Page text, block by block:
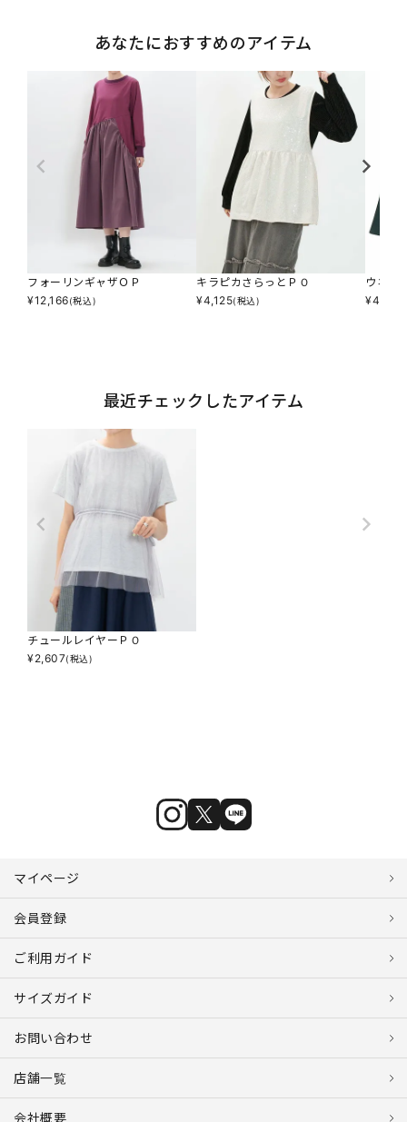
あなたにおすすめのアイテム
フォーリンギャザＯＰ
¥12,166(税込)
キラピカさらっとＰＯ
¥4,125(税込)
ウネウ
¥4,345
最近チェックしたアイテム
チュールレイヤーＰＯ
¥2,607(税込)
マイページ
会員登録
ご利用ガイド
サイズガイド
お問い合わせ
店舗一覧
会社概要